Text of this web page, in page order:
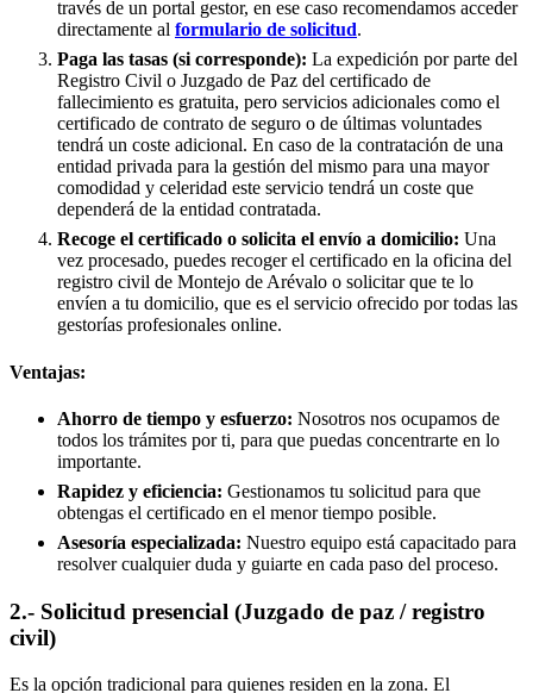
través de un portal gestor, en ese caso recomendamos acceder
directamente al formulario de solicitud.
Paga las tasas (si corresponde): La expedición por parte del
Registro Civil o Juzgado de Paz del certificado de
fallecimiento es gratuita, pero servicios adicionales como el
certificado de contrato de seguro o de últimas voluntades
tendrá un coste adicional. En caso de la contratación de una
entidad privada para la gestión del mismo para una mayor
comodidad y celeridad este servicio tendrá un coste que
dependerá de la entidad contratada.
Recoge el certificado o solicita el envío a domicilio: Una
vez procesado, puedes recoger el certificado en la oficina del
registro civil de Montejo de Arévalo o solicitar que te lo
envíen a tu domicilio, que es el servicio ofrecido por todas las
gestorías profesionales online.
Ventajas:
Ahorro de tiempo y esfuerzo: Nosotros nos ocupamos de
todos los trámites por ti, para que puedas concentrarte en lo
importante.
Rapidez y eficiencia: Gestionamos tu solicitud para que
obtengas el certificado en el menor tiempo posible.
Asesoría especializada: Nuestro equipo está capacitado para
resolver cualquier duda y guiarte en cada paso del proceso.
2.- Solicitud presencial (Juzgado de paz / registro
civil)
Es la opción tradicional para quienes residen en la zona. El